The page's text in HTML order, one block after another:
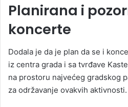
Planirana i
koncerte
Dodala je da je plan da se i
iz centra grada i sa tvrđave
na prostoru najvećeg gradskog
za održavanje ovakvih aktivnosti.